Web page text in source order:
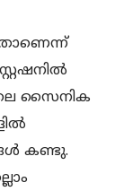
ലെ സൈനിക
കണ്ടു.